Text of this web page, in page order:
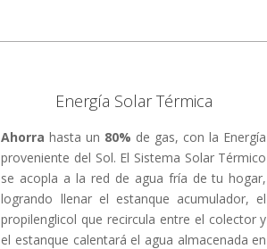
Energía Solar Térmica
Ahorra hasta un 80% de gas, con la Energía
proveniente del Sol. El Sistema Solar Térmico
se acopla a la red de agua fría de tu hogar,
logrando llenar el estanque acumulador, el
propilenglicol que recircula entre el colector y
el estanque calentará el agua almacenada en